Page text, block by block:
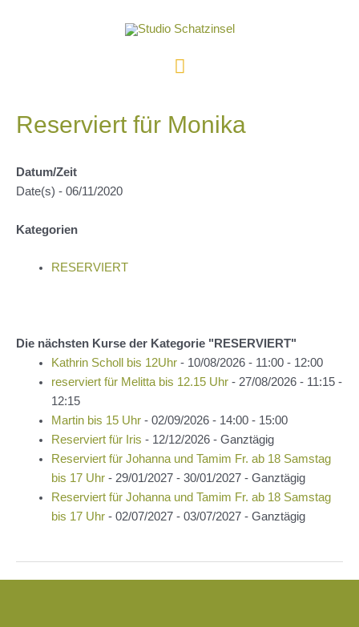
Hauptmenü
Reserviert für Monika
Datum/Zeit
Date(s) - 06/11/2020
Kategorien
RESERVIERT
Die nächsten Kurse der Kategorie "RESERVIERT"
Kathrin Scholl bis 12Uhr- 10/08/2026 - 11:00 - 12:00
reserviert für Melitta bis 12.15 Uhr- 27/08/2026 - 11:15 -
12:15
Martin bis 15 Uhr- 02/09/2026 - 14:00 - 15:00
Reserviert für Iris - 12/12/2026 - Ganztägig
Reserviert für Johanna und Tamim Fr. ab 18 Samstag
bis 17 Uhr- 29/01/2027 - 30/01/2027 - Ganztägig
Reserviert für Johanna und Tamim Fr. ab 18 Samstag
bis 17 Uhr- 02/07/2027 - 03/07/2027 - Ganztägig